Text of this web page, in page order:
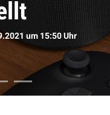
um 11:50 Uhr